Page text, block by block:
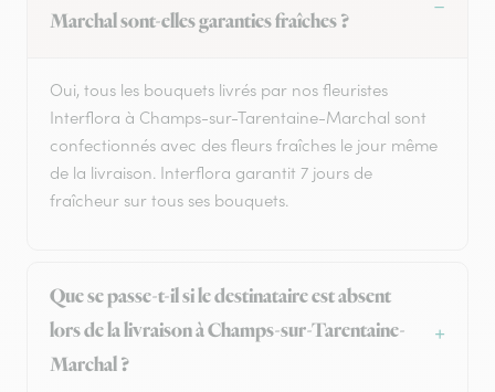
Marchal sont-elles garanties fraîches ?
Oui, tous les bouquets livrés par nos fleuristes
Interflora à Champs-sur-Tarentaine-Marchal sont
confectionnés avec des fleurs fraîches le jour même
de la livraison. Interflora garantit 7 jours de
fraîcheur sur tous ses bouquets.
Que se passe-t-il si le destinataire est absent
lors de la livraison à Champs-sur-Tarentaine-
Marchal ?